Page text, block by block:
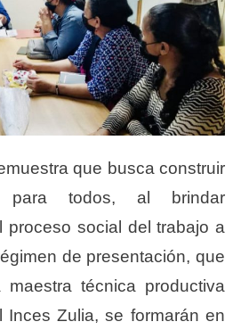
que busca construir
todos, al brindar
proceso social del trabajo a
de presentación, que
técnica productiva
Inces Zulia, se formarán en